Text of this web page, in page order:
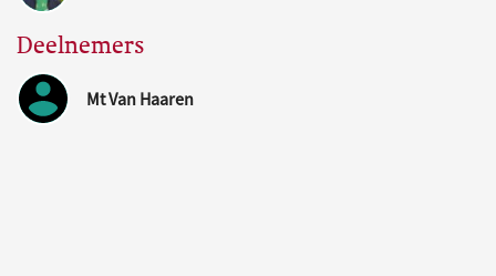
Deelnemers
Mt Van Haaren